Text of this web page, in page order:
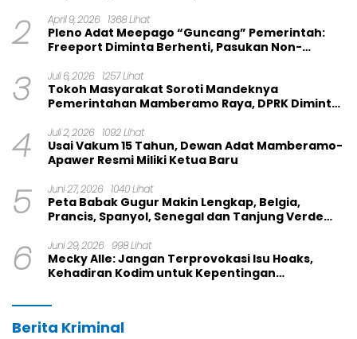
2 April 9, 2026 1368 Lihat
Pleno Adat Meepago “Guncang” Pemerintah:
Freeport Diminta Berhenti, Pasukan Non-
3 Juli 6, 2026 1257 Lihat
Tokoh Masyarakat Soroti Mandeknya
Pemerintahan Mamberamo Raya, DPRK Diminta
4 Juli 2, 2026 1092 Lihat
Usai Vakum 15 Tahun, Dewan Adat Mamberamo-
Apawer Resmi Miliki Ketua Baru
5 Juni 27, 2026 1040 Lihat
Peta Babak Gugur Makin Lengkap, Belgia,
Prancis, Spanyol, Senegal dan Tanjung Verde
6 Juni 29, 2026 998 Lihat
Mecky Alle: Jangan Terprovokasi Isu Hoaks,
Kehadiran Kodim untuk Kepentingan
Berita Kriminal